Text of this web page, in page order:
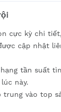
cực kỳ chi
cập nhật
hạng tần suất
này.
trung vào top